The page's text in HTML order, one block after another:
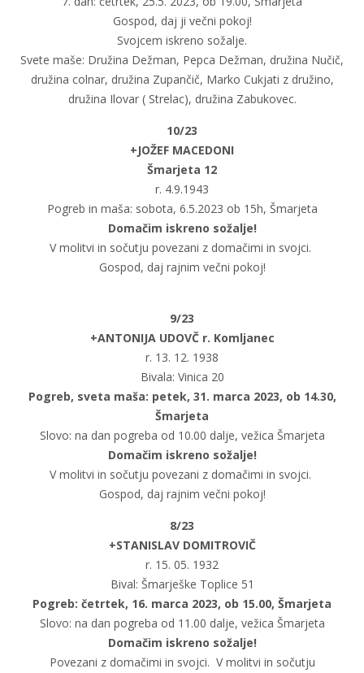
Gospod, daj ji večni pokoj!
Svojcem iskreno sožalje.
Svete maše: Družina Dežman, Pepca Dežman, družina Nučič,
družina colnar, družina Zupančič, Marko Cukjati z družino,
družina Ilovar ( Strelac), družina Zabukovec.
10/23
+JOŽEF MACEDONI
Šmarjeta 12
r. 4.9.1943
Pogreb in maša: sobota, 6.5.2023 ob 15h, Šmarjeta
Domačim iskreno sožalje!
V molitvi in sočutju povezani z domačimi in svojci.
Gospod, daj rajnim večni pokoj!
9/23
+ANTONIJA UDOVČ r. Komljanec
r. 13. 12. 1938
Bivala: Vinica 20
Pogreb, sveta maša: petek, 31. marca 2023, ob 14.30,
Šmarjeta
Slovo: na dan pogreba od 10.00 dalje, vežica Šmarjeta
Domačim iskreno sožalje!
V molitvi in sočutju povezani z domačimi in svojci.
Gospod, daj rajnim večni pokoj!
8/23
+STANISLAV DOMITROVIČ
r. 15. 05. 1932
Bival: Šmarješke Toplice 51
Pogreb: četrtek, 16. marca 2023, ob 15.00, Šmarjeta
Slovo: na dan pogreba od 11.00 dalje, vežica Šmarjeta
Domačim iskreno sožalje!
Povezani z domačimi in svojci. V molitvi in sočutju